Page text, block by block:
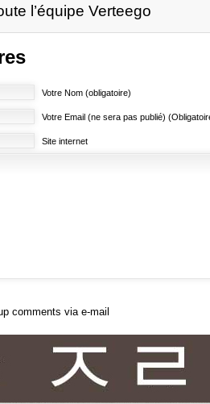
l’équipe Verteego
Votre Nom (obligatoire)
Votre Email (ne sera pas publié)
Site internet
comments via e-mail